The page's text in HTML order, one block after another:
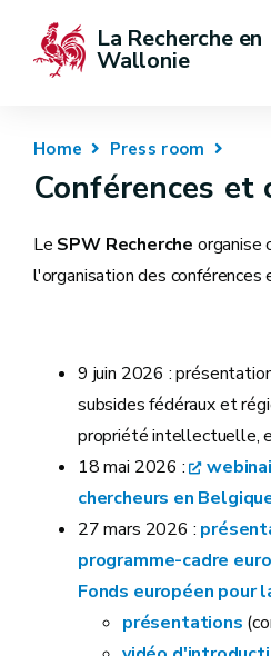
La Recherche en
Wallonie
Home Press room
Conférences et
Le SPW Recherche organise
l'organisation des
9 juin 2026 :
subsides fédéraux et
propriété intellectuelle,
18 mai 2026 :
chercheurs en
27 mars 2026 :
programme-cadre
Fonds européen pour
présentations